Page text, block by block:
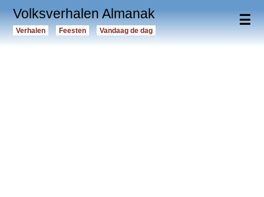
☰
Volksverhalen Almanak
Verhalen Feesten Vandaag de dag